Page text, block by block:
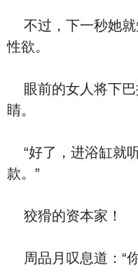
不过，下一秒她就
性欲。
眼前的女人将下巴
睛。
“好了，进浴缸就
款。”
狡猾的资本家！
周品月叹息道：“